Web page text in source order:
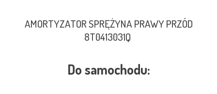
AMORTYZATOR SPRĘŻYNA PRAWY PRZÓD
8T0413031Q
Do samochodu: